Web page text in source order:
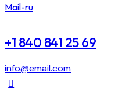
Mail-ru
+1 840 841 25 69
info@email.com